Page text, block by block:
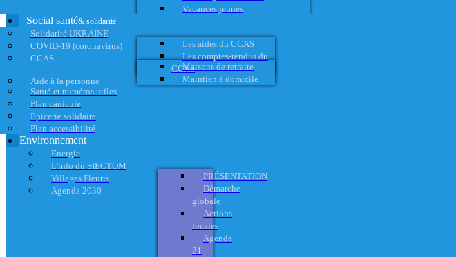
Vacances jeunes
Social santé& solidarité
Solidarité UKRAINE
COVID-19 (coronavirus)
CCAS
Les aides du CCAS
Les comptes-rendus du
CCAS
Aide à la personne
Maisons de retraite
Maintien à domicile
Santé et numéros utiles
Plan canicule
Epicerie solidaire
Plan accessibilité
Environnement
Energie
L'info du SIECTOM
Villages Fleuris
Agenda 2030
PRÉSENTATION
Démarche
globale
Actions
locales
Agenda
21